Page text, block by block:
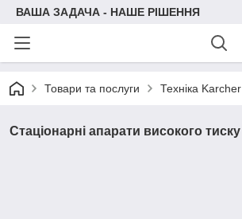
ВАША ЗАДАЧА - НАШЕ РІШЕННЯ
Товари та послуги Техніка Karcher
Стаціонарні апарати високого тиску